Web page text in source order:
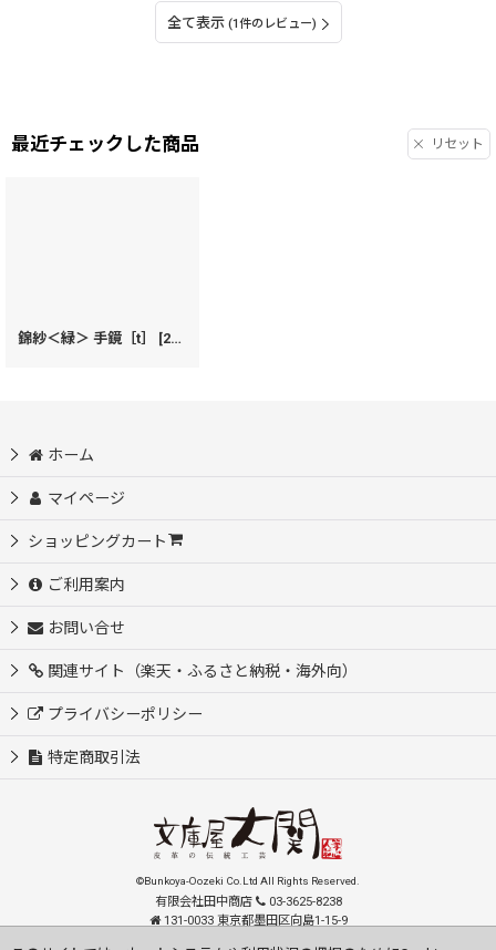
全て表示 (1件のレビュー)
最近チェックした商品 リセット
錦紗＜緑＞ 手鏡［t］ [22453
ホーム
マイページ
ショッピングカート
ご利用案内
お問い合せ
関連サイト（楽天・ふるさと納税・海外向）
プライバシーポリシー
特定商取引法
©Bunkoya-Oozeki Co.Ltd All Rights Reserved.
有限会社田中商店
03-3625-8238
131-0033 東京都墨田区向島1-15-9